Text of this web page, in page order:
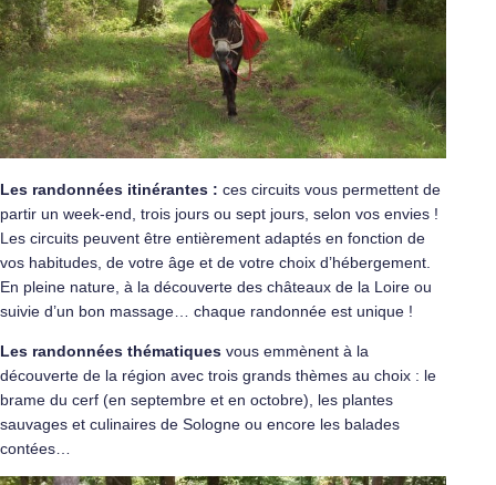
Les randonnées itinérantes : ces circuits vous permettent de
partir un week-end, trois jours ou sept jours, selon vos envies !
Les circuits peuvent être entièrement adaptés en fonction de
vos habitudes, de votre âge et de votre choix d’hébergement.
En pleine nature, à la découverte des châteaux de la Loire ou
suivie d’un bon massage… chaque randonnée est unique !
Les randonnées thématiques vous emmènent à la
découverte de la région avec trois grands thèmes au choix : le
brame du cerf (en septembre et en octobre), les plantes
sauvages et culinaires de Sologne ou encore les balades
contées…